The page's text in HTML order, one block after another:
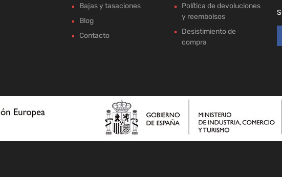
Bajas y tasaciones
Blog
Contacto
Política de devoluciones
y reembolsos
Desistimiento de
compra